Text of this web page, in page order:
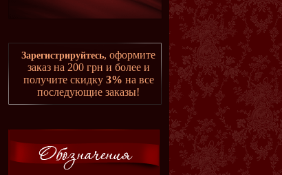
Зарегистрируйтесь, оформите
заказ на 200 грн и более и
получите скидку 3% на все
последующие заказы!